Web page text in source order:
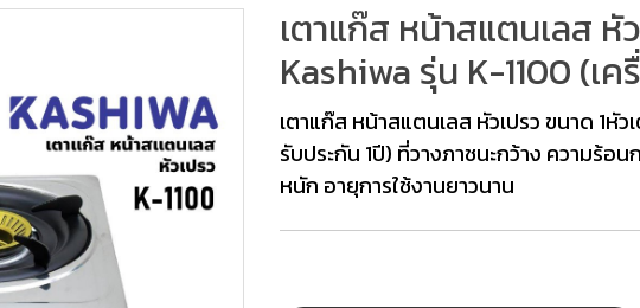
เตาแก๊ส หน้าสแตนเลส หั
Kashiwa รุ่น K-1100 (เ
เตาแก๊ส หน้าสแตนเลส หัวเปรว ขนาด 1หั
รับประกัน 1ปี) ที่วางภาชนะกว้าง ความร้อ
หนัก อายุการใช้งานยาวนาน